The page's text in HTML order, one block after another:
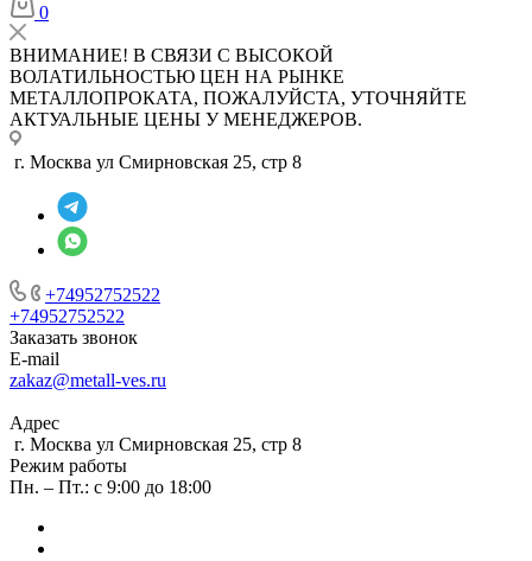
0
ВНИМАНИЕ! В СВЯЗИ С ВЫСОКОЙ
ВОЛАТИЛЬНОСТЬЮ ЦЕН НА РЫНКЕ
МЕТАЛЛОПРОКАТА, ПОЖАЛУЙСТА, УТОЧНЯЙТЕ
АКТУАЛЬНЫЕ ЦЕНЫ У МЕНЕДЖЕРОВ.
г. Москва ул Смирновская 25, стр 8
+74952752522
+74952752522
Заказать звонок
E-mail
zakaz@metall-ves.ru
Адрес
г. Москва ул Смирновская 25, стр 8
Режим работы
Пн. – Пт.: с 9:00 до 18:00